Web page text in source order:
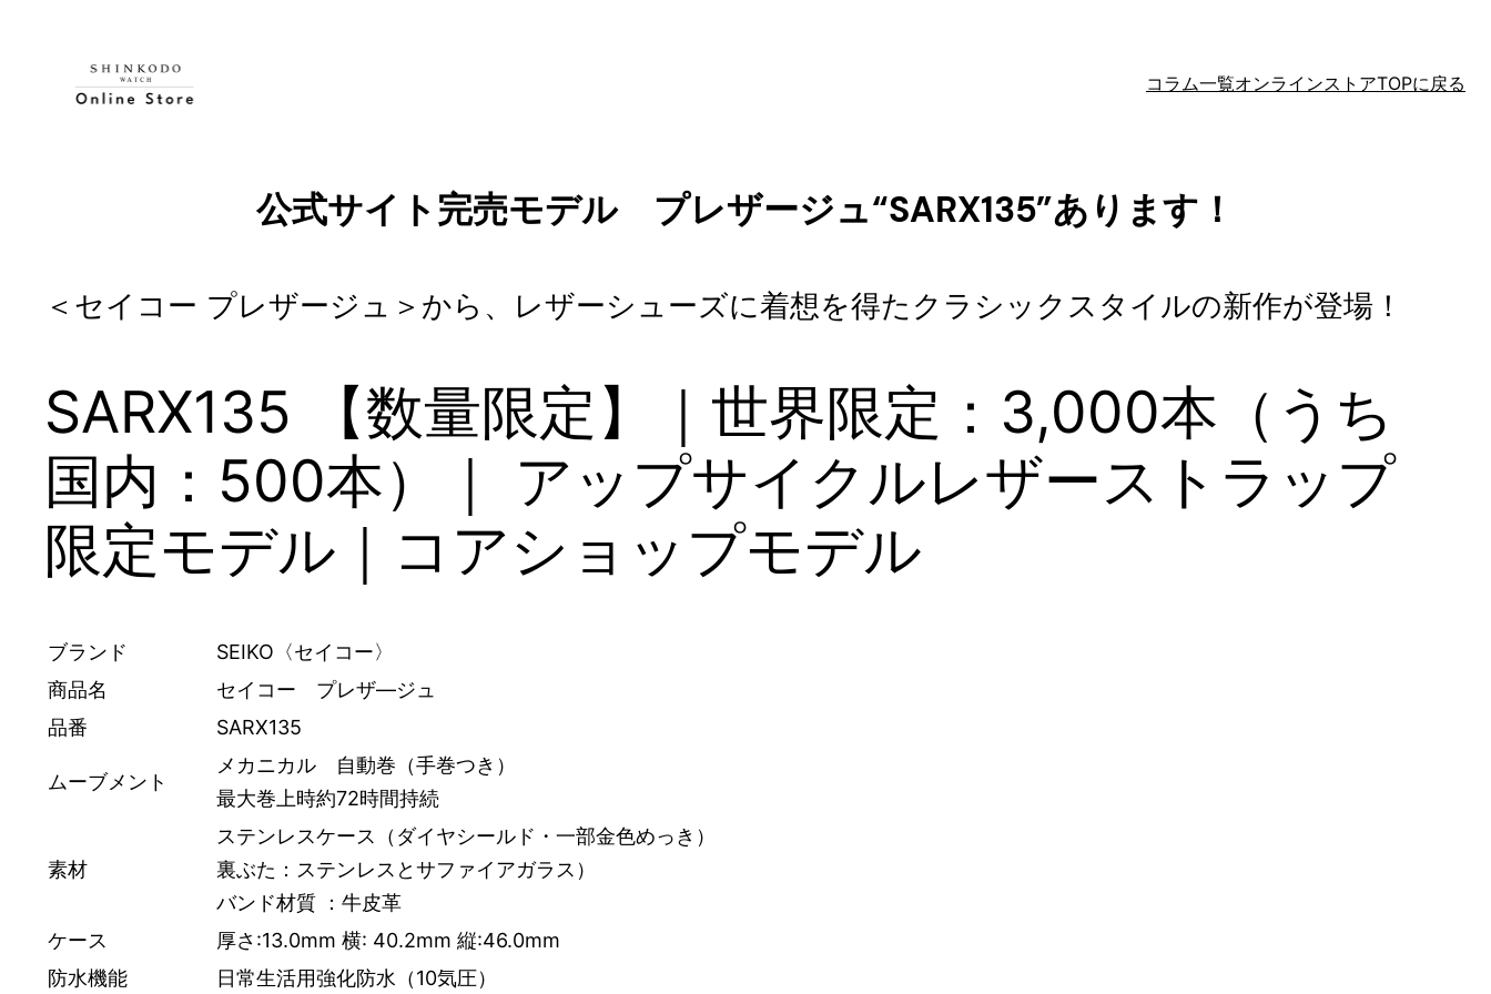
コラム一覧オンラインストアTOPに戻る
公式サイト完売モデル プレザージュ“SARX135”あります！
＜セイコー プレザージュ＞から、レザーシューズに着想を得たクラシックスタイルの新作が登場！
SARX135 【数量限定】｜世界限定：3,000本（うち
国内：500本）｜ アップサイクルレザーストラップ
限定モデル｜コアショップモデル
ブランド
SEIKO〈セイコー〉
商品名
セイコー プレザ―ジュ
品番
SARX135
ムーブメント
メカニカル 自動巻（手巻つき）
最大巻上時約72時間持続
素材
ステンレスケース（ダイヤシールド・一部金色めっき）
裏ぶた：ステンレスとサファイアガラス）
バンド材質 ：牛皮革
ケース
厚さ:13.0mm 横: 40.2mm 縦:46.0mm
防水機能
日常生活用強化防水（10気圧）